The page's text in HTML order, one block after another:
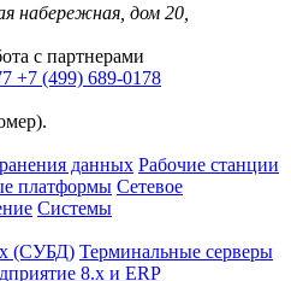
набережная, дом 20,
с партнерами
+7 (499) 689-0178
данных Рабочие станции
платформы Сетевое
Системы
(СУБД) Терминальные серверы
8.x и ERP